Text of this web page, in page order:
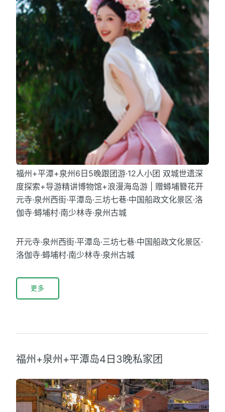
福州+平潭+泉州6日5晚跟团游·12人小团 双城世遗深
度探索+导游精讲博物馆+浪漫海岛游 | 赠蟳埔簪花开
元寺·泉州西街·平潭岛·三坊七巷·中国船政文化景区·洛
伽寺·蟳埔村·南少林寺·泉州古城
开元寺·泉州西街·平潭岛·三坊七巷·中国船政文化景区·
洛伽寺·蟳埔村·南少林寺·泉州古城
更多
福州+泉州+平潭岛4日3晚私家团